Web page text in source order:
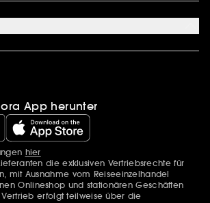
App herunter
hier
die exklusiven Vertriebsrechte für
mit Ausnahme vom Reiseeinzelhandel
Onlineshop und stationären Geschäften
erfolgt teilweise über die